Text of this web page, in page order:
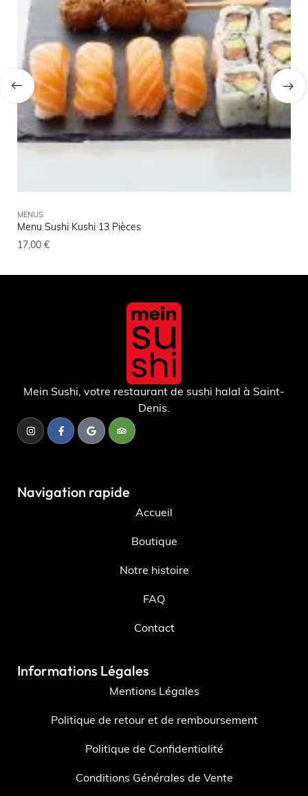
MENUS
Menu Sushi Kushi 13 Pièces
17,00 €
Mein Sushi, votre restaurant de sushi halal à Saint-
Denis.
Navigation rapide
Accueil
Boutique
Notre histoire
FAQ
Contact
Informations Légales
Mentions Légales
Politique de retour et de remboursement
Politique de Confidentialité
Conditions Générales de Vente